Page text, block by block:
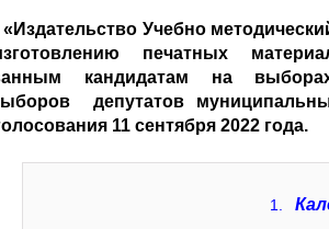
Учебно
печатных
кандидатам на
депутатов
11 сентября 2022 года.